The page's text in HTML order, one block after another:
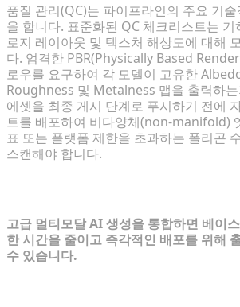
품질 관리(QC)는 파이프라인의 주요 기
을 합니다. 표준화된 QC 체크리스트는
로지 레이아웃 및 텍스처 해상도에 대해
다. 엄격한 PBR(Physically Based
로우를 요구하여 각 모델이 고유한
Roughness 및 Metalness 맵을 출력하
에셋을 최종 게시 단계로 푸시하기 전에
트를 배포하여 비다양체(non-manifold)
표 또는 플랫폼 제한을 초과하는 폴리곤
스캔해야 합니다.
고급 멀티모달 AI 생성을 통합하면 베이
한 시간을 줄이고 즉각적인 배포를 위해
수 있습니다.